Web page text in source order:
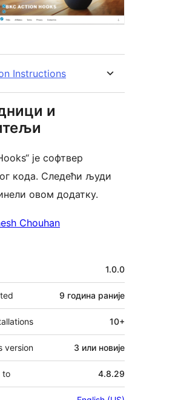
Instructions
и
је софтвер
кода. Следећи људи
овом додатку.
Chouhan
1.0.0
9 година раније
10+
version 3 или новије
to 4.8.29